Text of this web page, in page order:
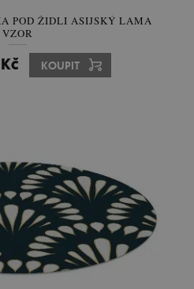
POD ŽIDLI ASIJSKÝ LAMA
VZOR
KOUPIT